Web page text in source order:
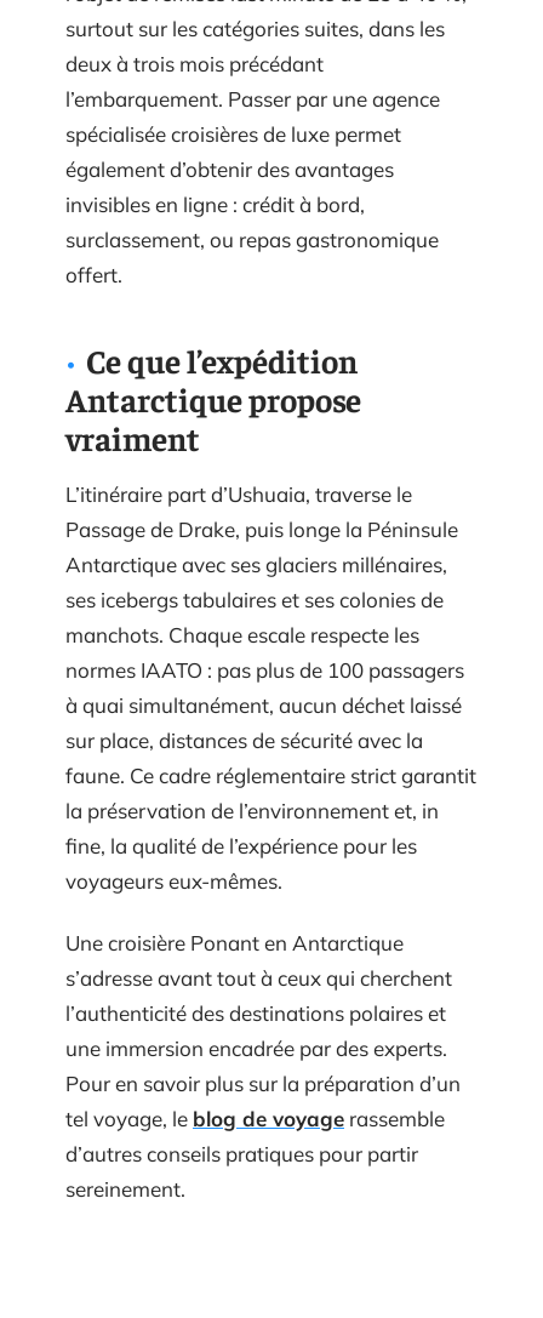
surtout sur les catégories suites, dans les
deux à trois mois précédant
l’embarquement. Passer par une agence
spécialisée croisières de luxe permet
également d’obtenir des avantages
invisibles en ligne : crédit à bord,
surclassement, ou repas gastronomique
offert.
Ce que l’expédition
Antarctique propose
vraiment
L’itinéraire part d’Ushuaia, traverse le
Passage de Drake, puis longe la Péninsule
Antarctique avec ses glaciers millénaires,
ses icebergs tabulaires et ses colonies de
manchots. Chaque escale respecte les
normes IAATO : pas plus de 100 passagers
à quai simultanément, aucun déchet laissé
sur place, distances de sécurité avec la
faune. Ce cadre réglementaire strict garantit
la préservation de l’environnement et, in
fine, la qualité de l’expérience pour les
voyageurs eux-mêmes.
Une croisière Ponant en Antarctique
s’adresse avant tout à ceux qui cherchent
l’authenticité des destinations polaires et
une immersion encadrée par des experts.
Pour en savoir plus sur la préparation d’un
tel voyage, le blog de voyage rassemble
d’autres conseils pratiques pour partir
sereinement.